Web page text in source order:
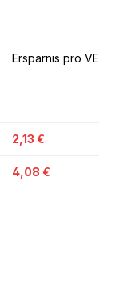
Ersparnis pro VE
2,13 €
4,08 €